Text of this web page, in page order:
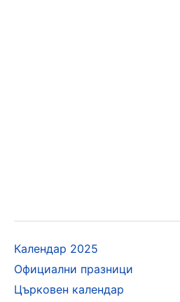
Календар 2025
Официални празници
Църковен календар